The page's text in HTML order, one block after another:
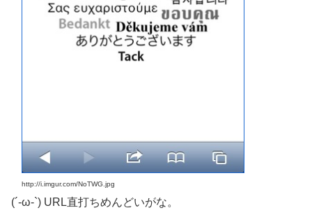
http://i.imgur.com/NoTWG.jpg
(´-ω-`) URL直打ちめんどいがな。